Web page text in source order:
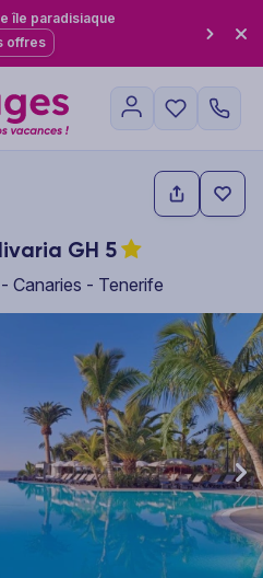
île paradisiaque
offres
GH 5
Canaries - Tenerife
image at a time. Use the